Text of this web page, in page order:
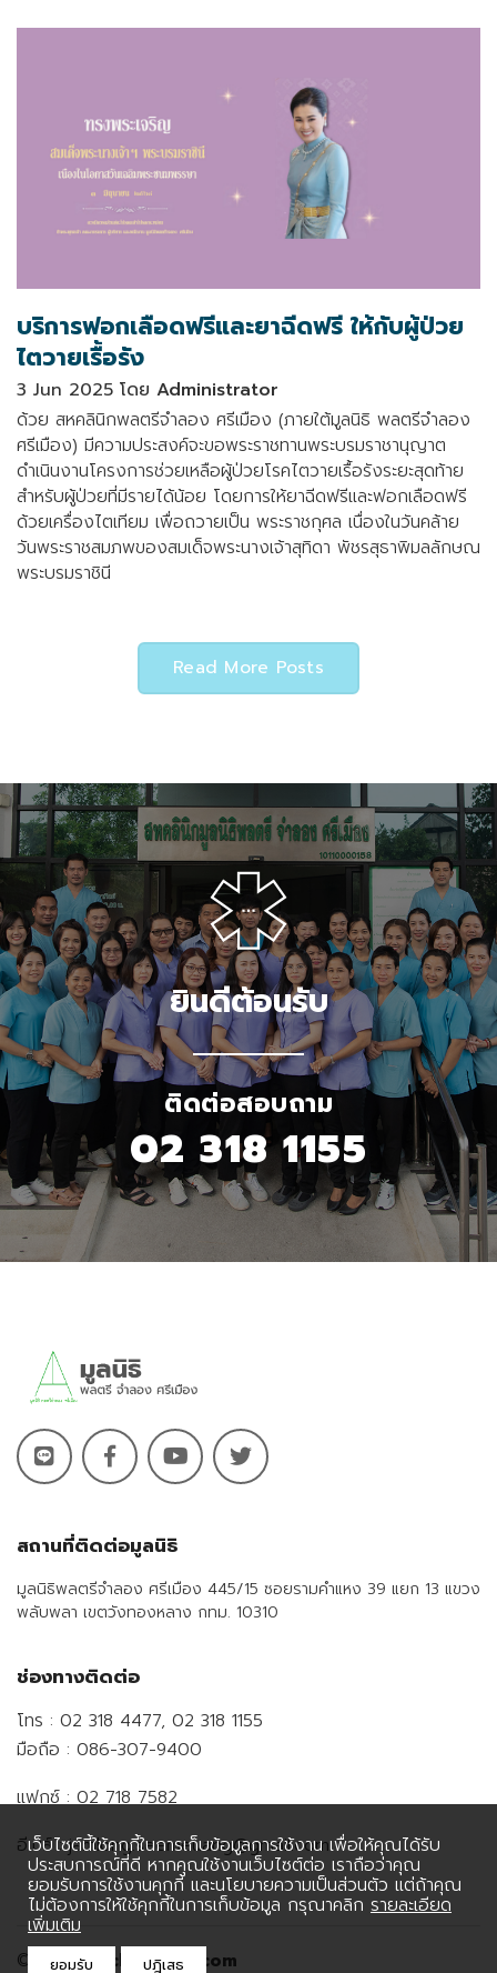
เว็บไซต์นี้ใช้คุกกี้ในการเก็บข้อมูลการใช้งาน เพื่อให้คุณได้รับ
ประสบการณ์ที่ดี หากคุณใช้งานเว็บไซต์ต่อ เราถือว่าคุณ
ยอมรับการใช้งานคุกกี้ และนโยบายความเป็นส่วนตัว แต่ถ้าคุณ
ไม่ต้องการให้ใช้คุกกี้ในการเก็บข้อมูล กรุณาคลิก รายละเอียด
เพิ่มเติม
ยอมรับ ปฎิเสธ
บริการฟอกเลือดฟรีและยาฉีดฟรี ให้กับผู้ป่วย
ไตวายเรื้อรัง
3 Jun 2025 โดย Administrator
ด้วย สหคลินิกพลตรีจำลอง ศรีเมือง (ภายใต้มูลนิธิ พลตรีจำลอง
ศรีเมือง) มีความประสงค์จะขอพระราชทานพระบรมราชานุญาต
ดำเนินงานโครงการช่วยเหลือผู้ป่วยโรคไตวายเรื้อรังระยะสุดท้าย
สำหรับผู้ป่วยที่มีรายได้น้อย โดยการให้ยาฉีดฟรีและฟอกเลือดฟรี
ด้วยเครื่องไตเทียม เพื่อถวายเป็น พระราชกุศล เนื่องในวันคล้าย
วันพระราชสมภพของสมเด็จพระนางเจ้าสุทิดา พัชรสุธาพิมลลักษณ
พระบรมราชินี
Read More Posts
ยินดีต้อนรับ
ติดต่อสอบถาม
02 318 1155
สถานที่ติดต่อมูลนิธิ
มูลนิธิพลตรีจำลอง ศรีเมือง 445/15 ซอยรามคำแหง 39 แยก 13 แขวง
พลับพลา เขตวังทองหลาง กทม. 10310
ช่องทางติดต่อ
โทร : 02 318 4477, 02 318 1155
มือถือ : 086-307-9400
แฟกซ์ : 02 718 7582
อีเมล์ : jamlong.seemeuang@gmail.com
© 2021mgchamlong.com